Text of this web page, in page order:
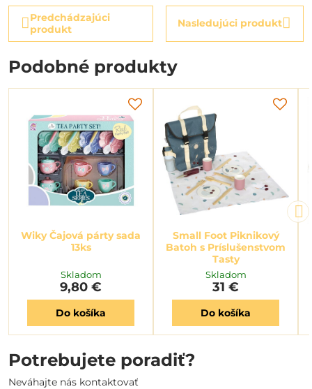
Predchádzajúci
produkt
Nasledujúci produkt
Podobné produkty
Wiky Čajová párty sada
13ks
Skladom
9,80 €
Do košíka
Small Foot Piknikový
Batoh s Príslušenstvom
Tasty
Skladom
31 €
Do košíka
Potrebujete poradiť?
Neváhajte nás kontaktovať